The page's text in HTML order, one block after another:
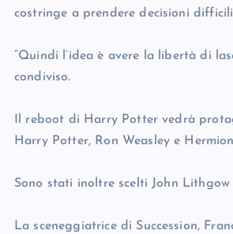
costringe a prendere decisioni
“Quindi l’idea è avere la libertà di
condiviso.
Il reboot di Harry Potter vedrà
Harry Potter, Ron Weasley e
Sono stati inoltre scelti John
La sceneggiatrice di Succession,